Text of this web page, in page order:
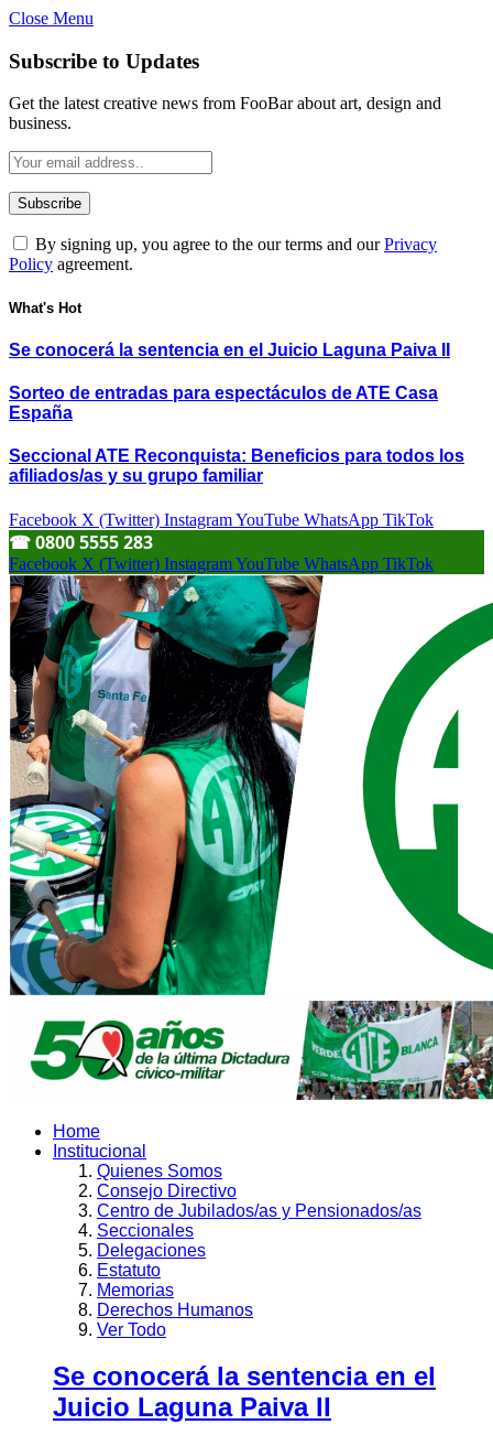
Close Menu
Subscribe to Updates
Get the latest creative news from FooBar about art, design and
business.
By signing up, you agree to the our terms and ourPrivacy
Policy agreement.
What's Hot
Se conocerá la sentencia en el Juicio Laguna Paiva II
Sorteo de entradas para espectáculos de ATE Casa
España
Seccional ATE Reconquista: Beneficios para todos los
afiliados/as y su grupo familiar
Facebook X (Twitter) InstagramYouTube WhatsApp TikTok
☎︎ 0800 5555 283
Facebook X (Twitter) InstagramYouTube WhatsApp TikTok
Home
Institucional
Quienes Somos
Consejo Directivo
Centro de Jubilados/as y Pensionados/as
Seccionales
Delegaciones
Estatuto
Memorias
Derechos Humanos
Ver Todo
Se conocerá la sentencia en el
Juicio Laguna Paiva II